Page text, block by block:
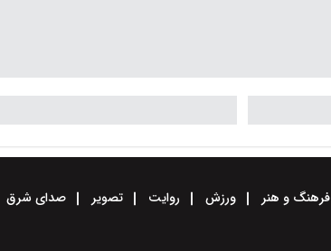
فرهنگ و هنر ورزش روایت تصویر صدای شرق